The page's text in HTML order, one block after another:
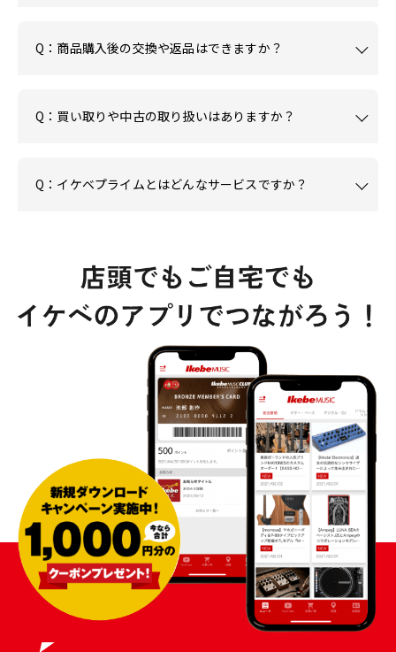
Q：商品購入後の交換や返品はできますか？
Q：買い取りや中古の取り扱いはありますか？
Q：イケベプライムとはどんなサービスですか？